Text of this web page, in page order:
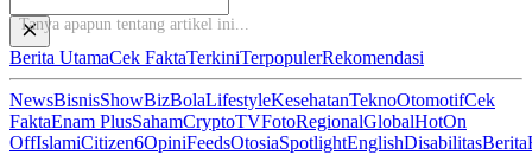
Tanya apapun
Berita UtamaCek FaktaTerkiniTerpopulerRekomendasi
NewsBisnisShowBizBolaLifestyleKesehatanTeknoOtomotifCek
FaktaEnam PlusSahamCryptoTVFotoRegionalGlobalHotOn
OffIslamiCitizen6OpiniFeedsOtosiaSpotlightEnglishDisabilitasBerita